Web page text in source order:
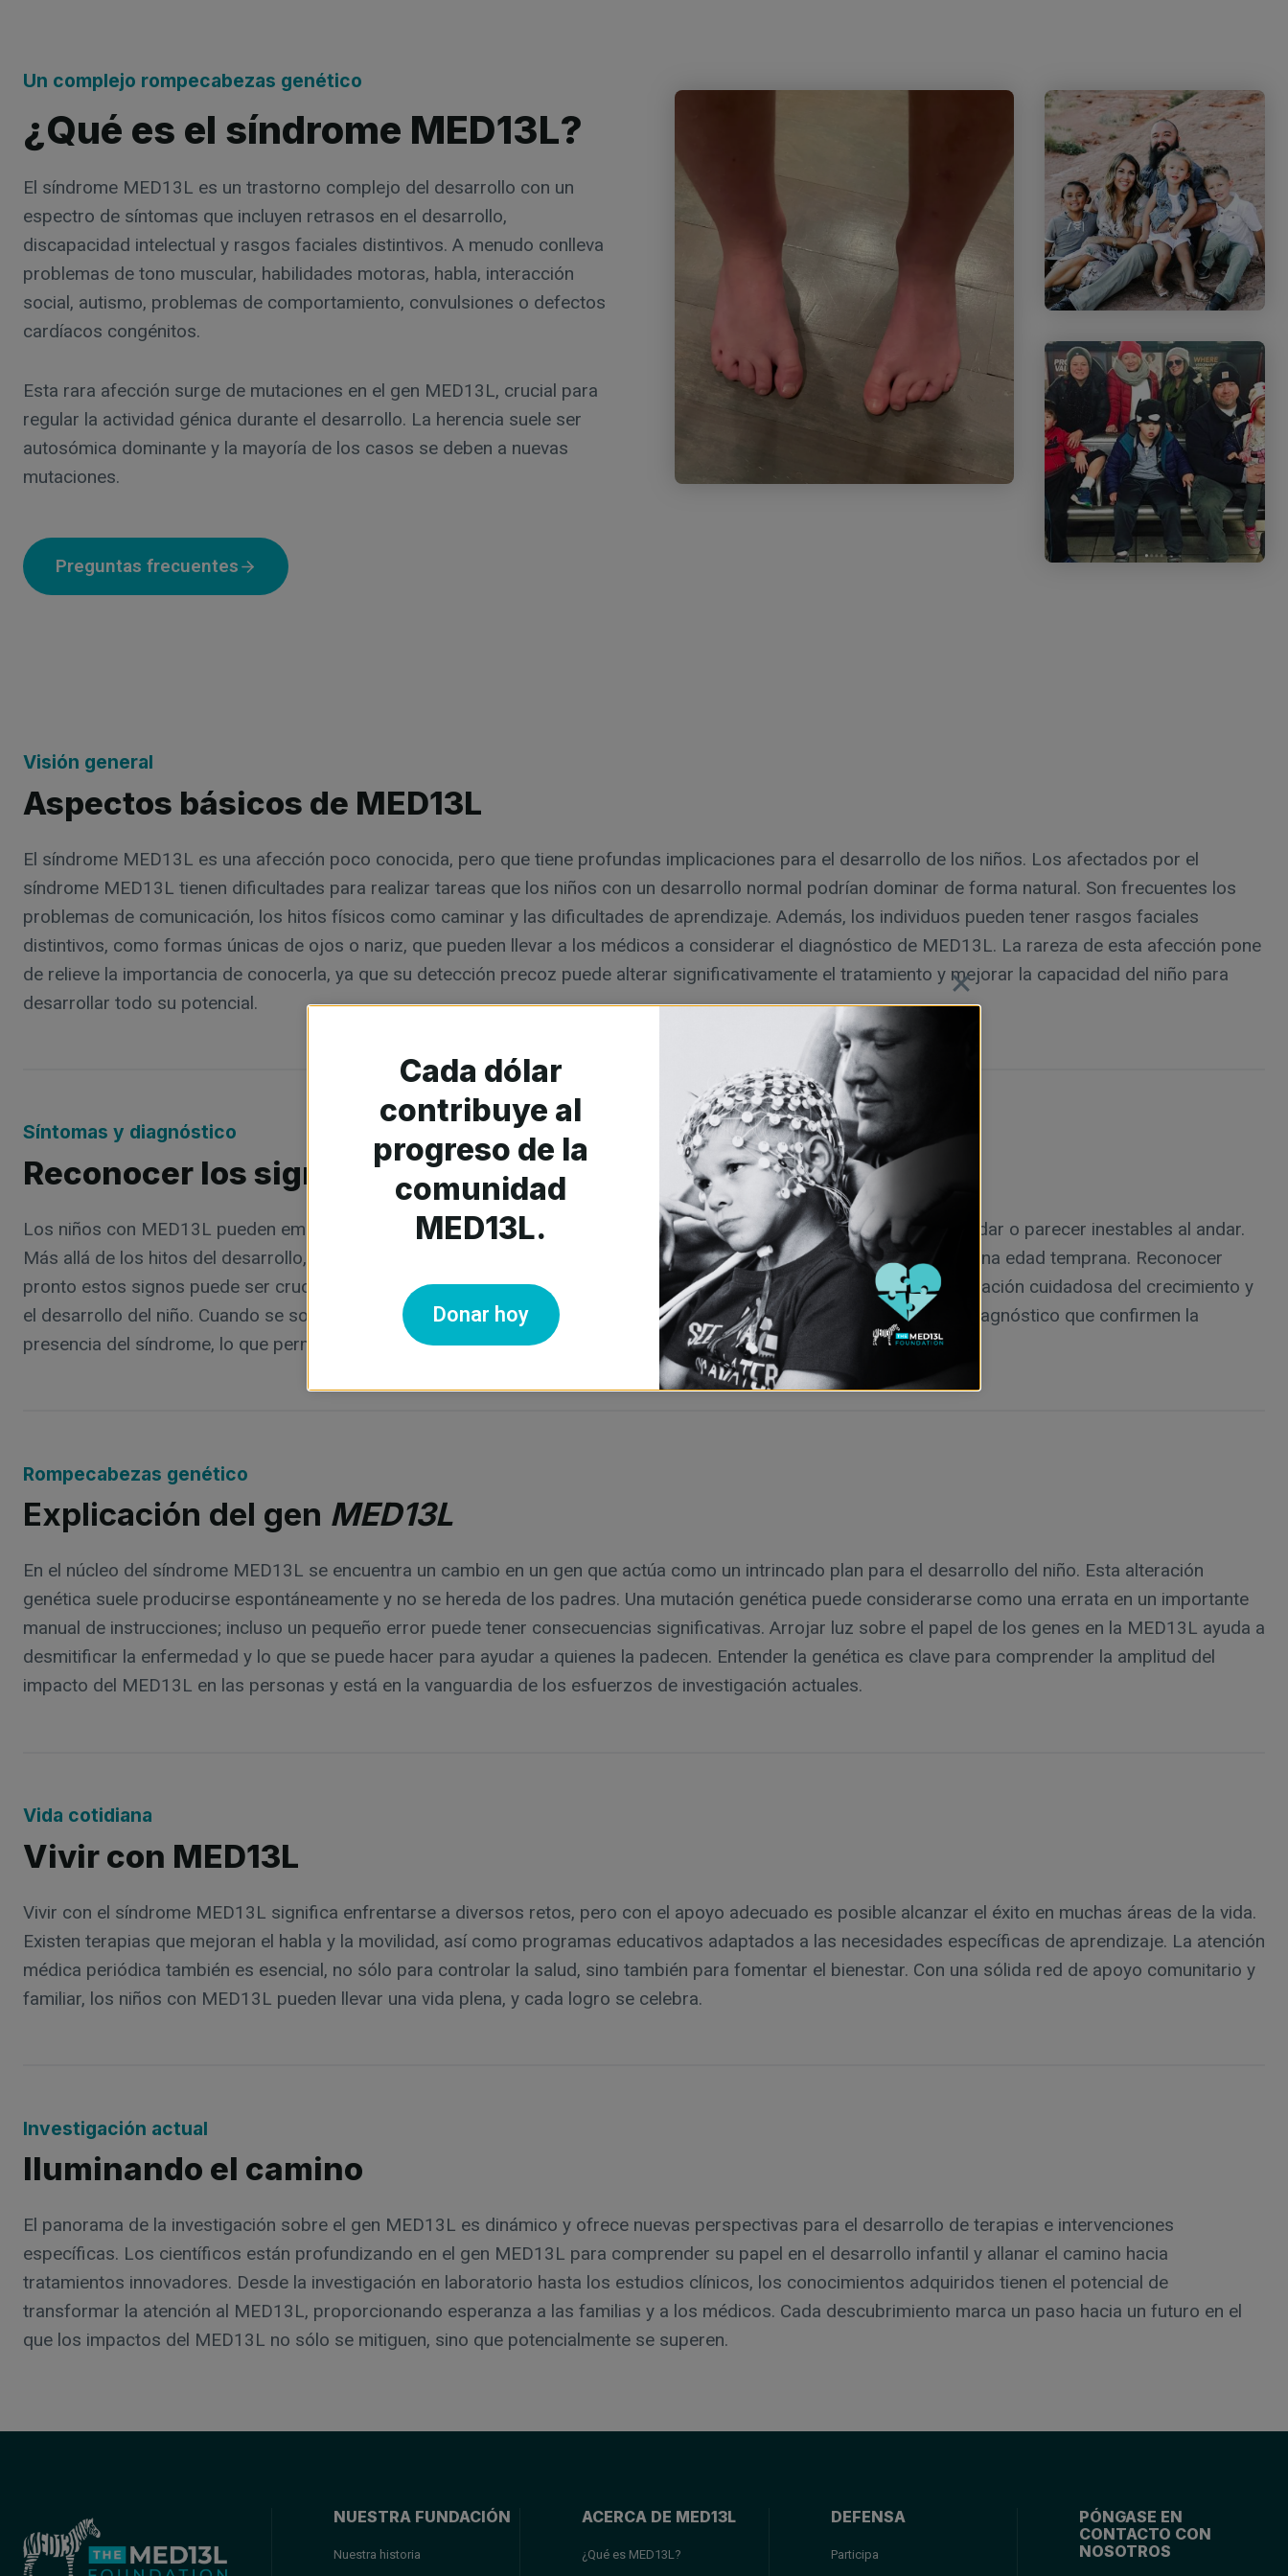
Un complejo rompecabezas genético
¿Qué es el síndrome MED13L?
El síndrome MED13L es un trastorno complejo del desarrollo con un
espectro de síntomas que incluyen retrasos en el desarrollo,
discapacidad intelectual y rasgos faciales distintivos. A menudo conlleva
problemas de tono muscular, habilidades motoras, habla, interacción
social, autismo, problemas de comportamiento, convulsiones o defectos
cardíacos congénitos.
Esta rara afección surge de mutaciones en el gen MED13L, crucial para
regular la actividad génica durante el desarrollo. La herencia suele ser
autosómica dominante y la mayoría de los casos se deben a nuevas
mutaciones.
Preguntas frecuentes
Visión general
Aspectos básicos de MED13L
El síndrome MED13L es una afección poco conocida, pero que tiene profundas implicaciones para el desarrollo de los niños. Los afectados por el
síndrome MED13L tienen dificultades para realizar tareas que los niños con un desarrollo normal podrían dominar de forma natural. Son frecuentes los
problemas de comunicación, los hitos físicos como caminar y las dificultades de aprendizaje. Además, los individuos pueden tener rasgos faciales
distintivos, como formas únicas de ojos o nariz, que pueden llevar a los médicos a considerar el diagnóstico de MED13L. La rareza de esta afección pone
de relieve la importancia de conocerla, ya que su detección precoz puede alterar significativamente el tratamiento y mejorar la capacidad del niño para
desarrollar todo su potencial.
Síntomas y diagnóstico
Reconocer los signos de MED13L
Los niños con MED13L pueden empezar a hablar mucho más tarde que sus compañeros, tardar más en aprender a andar o parecer inestables al andar.
Más allá de los hitos del desarrollo, algunos pueden tener afecciones cardiacas que requieran atención médica desde una edad temprana. Reconocer
pronto estos signos puede ser crucial para las familias y los profesionales sanitarios. El diagnóstico implica una observación cuidadosa del crecimiento y
el desarrollo del niño. Cuando se sospecha la presencia del MED13L, es necesario realizar pruebas genéticas para el diagnóstico que confirmen la
presencia del síndrome, lo que permite aplicar estrategias de intervención tempranas y eficaces.
Rompecabezas genético
Explicación del gen MED13L
En el núcleo del síndrome MED13L se encuentra un cambio en un gen que actúa como un intrincado plan para el desarrollo del niño. Esta alteración
genética suele producirse espontáneamente y no se hereda de los padres. Una mutación genética puede considerarse como una errata en un importante
manual de instrucciones; incluso un pequeño error puede tener consecuencias significativas. Arrojar luz sobre el papel de los genes en la MED13L ayuda a
desmitificar la enfermedad y lo que se puede hacer para ayudar a quienes la padecen. Entender la genética es clave para comprender la amplitud del
impacto del MED13L en las personas y está en la vanguardia de los esfuerzos de investigación actuales.
Vida cotidiana
Vivir con MED13L
Vivir con el síndrome MED13L significa enfrentarse a diversos retos, pero con el apoyo adecuado es posible alcanzar el éxito en muchas áreas de la vida.
Existen terapias que mejoran el habla y la movilidad, así como programas educativos adaptados a las necesidades específicas de aprendizaje. La atención
médica periódica también es esencial, no sólo para controlar la salud, sino también para fomentar el bienestar. Con una sólida red de apoyo comunitario y
familiar, los niños con MED13L pueden llevar una vida plena, y cada logro se celebra.
Investigación actual
Iluminando el camino
El panorama de la investigación sobre el gen MED13L es dinámico y ofrece nuevas perspectivas para el desarrollo de terapias e intervenciones
específicas. Los científicos están profundizando en el gen MED13L para comprender su papel en el desarrollo infantil y allanar el camino hacia
tratamientos innovadores. Desde la investigación en laboratorio hasta los estudios clínicos, los conocimientos adquiridos tienen el potencial de
transformar la atención al MED13L, proporcionando esperanza a las familias y a los médicos. Cada descubrimiento marca un paso hacia un futuro en el
que los impactos del MED13L no sólo se mitiguen, sino que potencialmente se superen.
NUESTRA FUNDACIÓN
Nuestra historia
ACERCA DE MED13L
¿Qué es MED13L?
DEFENSA
Participa
PÓNGASE EN
CONTACTO CON
NOSOTROS
Cada dólar
contribuye al
progreso de la
comunidad
MED13L.
Donar hoy